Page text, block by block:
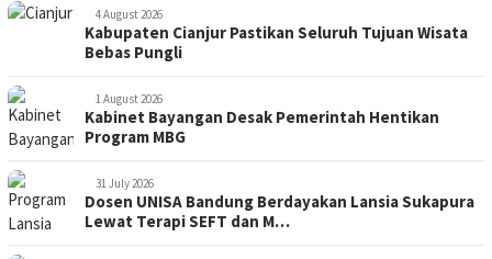
4 August 2026
Kabupaten Cianjur Pastikan Seluruh Tujuan Wisata
Bebas Pungli
1 August 2026
Kabinet Bayangan Desak Pemerintah Hentikan
Program MBG
31 July 2026
Dosen UNISA Bandung Berdayakan Lansia Sukapura
Lewat Terapi SEFT dan M…